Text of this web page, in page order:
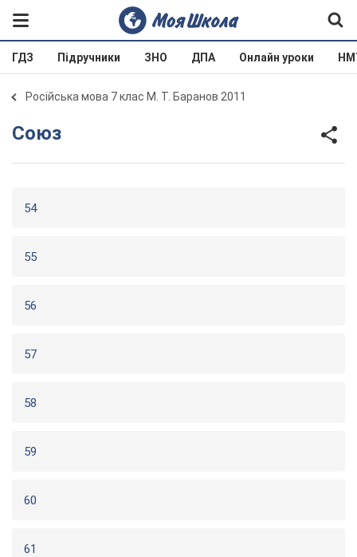
ГДЗ Підручники ЗНО ДПА Онлайн уроки
Російська мова 7 клас М. Т. Баранов 2011
Союз
54
55
56
57
58
59
60
61